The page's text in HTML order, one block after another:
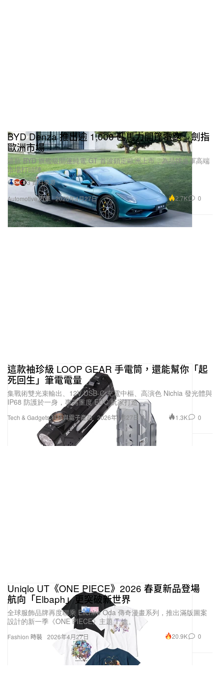
Automotive 汽車
BYD Denza 推出逾 1,000 匹馬力開篷電跑 劍指
歐洲市場
這款 BYD 旗艦級開篷純電 GT 首波鎖定歐洲上市，為品牌進軍高端
市場打頭陣。
3 資料來源
2026年4月27日
2.7K 0
Tech & Gadgets 科技與電子產品
這款袖珍級 LOOP GEAR 手電筒，還能幫你「起
死回生」筆電電量
集戰術雙光束輸出、12V USB‑C 充電中樞、高演色 Nichia 發光體與
IP68 防護於一身，專為重度 EDC 玩家打造。
2026年4月27日 1.3K 0
Fashion 時裝
Uniqlo UT《ONE PIECE》2026 春夏新品登場
航向「Elbaph」更突破新世界
全球服飾品牌再度聯乘 Eiichiro Oda 傳奇漫畫系列，推出滿版圖案
設計的新一季《ONE PIECE》主題 T 恤。
2026年4月27日 20.9K 0